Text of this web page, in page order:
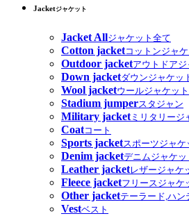
Jacketジャケット
Jacket Allジャケット全て
Cotton jacketコットンジャケ
Outdoor jacketアウトドアジ
Down jacketダウンジャケッ
Wool jacketウールジャケット
Stadium jumperスタジャン
Military jacketミリタリージ
Coatコート
Sports jacketスポーツジャケ
Denim jacketデニムジャケッ
Leather jacketレザージャケ
Fleece jacketフリースジャケ
Other jacketテーラード,ハン
Vestベスト